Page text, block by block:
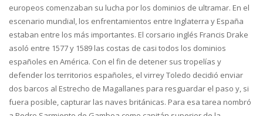
europeos comenzaban su lucha por los dominios de ultramar. En el
escenario mundial, los enfrentamientos entre Inglaterra y España
estaban entre los más importantes. El corsario inglés Francis Drake
asoló entre 1577 y 1589 las costas de casi todos los dominios
españoles en América. Con el fin de detener sus tropelías y
defender los territorios españoles, el virrey Toledo decidió enviar
dos barcos al Estrecho de Magallanes para resguardar el paso y, si
fuera posible, capturar las naves británicas. Para esa tarea nombró